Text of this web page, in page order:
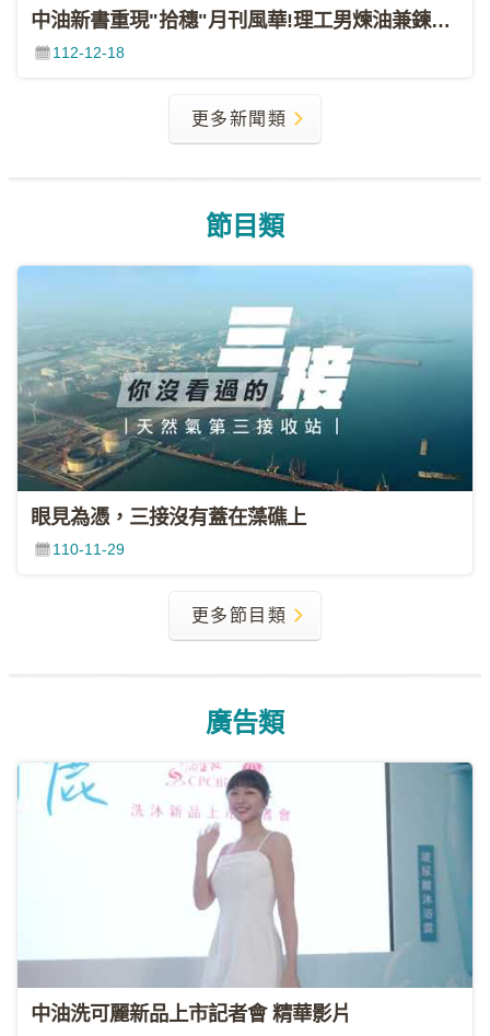
中油新書重現"拾穗"月刊風華!理工男煉油兼鍊字 開啟台灣翻譯史新紀元(非凡財經新聞20231216)
112-12-18
更多新聞類
節目類
眼見為憑，三接沒有蓋在藻礁上
110-11-29
更多節目類
廣告類
中油洗可麗新品上市記者會 精華影片